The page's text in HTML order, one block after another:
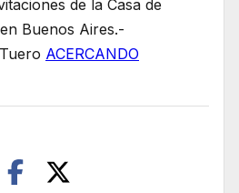
de la Casa de
Buenos Aires.-
ACERCANDO